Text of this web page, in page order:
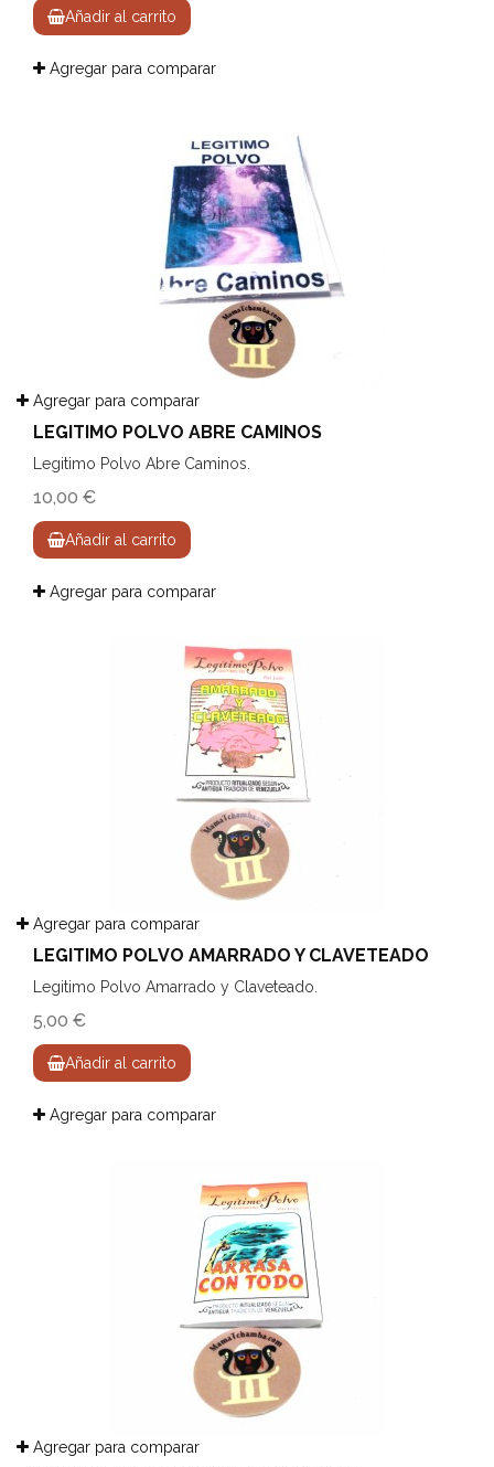
Añadir al carrito
Agregar para comparar
Agregar para comparar
LEGITIMO POLVO ABRE CAMINOS
Legitimo Polvo Abre Caminos.
10,00 €
Añadir al carrito
Agregar para comparar
Agregar para comparar
LEGITIMO POLVO AMARRADO Y CLAVETEADO
Legitimo Polvo Amarrado y Claveteado.
5,00 €
Añadir al carrito
Agregar para comparar
Agregar para comparar